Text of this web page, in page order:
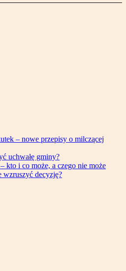
– nowe przepisy o milczącej
uchwałę gminy?
kto i co może, a czego nie może
wzruszyć decyzję?